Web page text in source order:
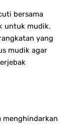
bersama
untuk mudik.
yang
mudik agar
menghindarkan